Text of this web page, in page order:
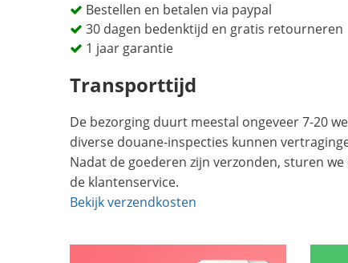
Bestellen en betalen via paypal
30 dagen bedenktijd en gratis retourneren
1 jaar garantie
Transporttijd
De bezorging duurt meestal ongeveer 7-20
diverse douane-inspecties kunnen
Nadat de goederen zijn verzonden, sturen
de klantenservice.
Bekijk verzendkosten